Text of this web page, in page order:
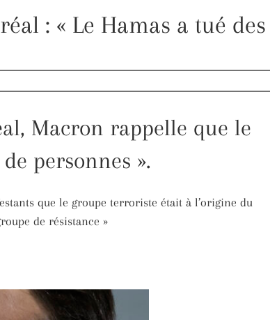
: « Le Hamas a tué des
Macron rappelle que le
personnes ».
que le groupe terroriste était à l’origine du
de résistance »